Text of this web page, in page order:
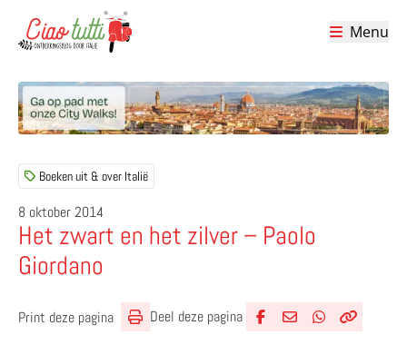
Menu
Boeken uit & over Italië
8 oktober 2014
Het zwart en het zilver – Paolo
Giordano
Print deze pagina Deel deze pagina